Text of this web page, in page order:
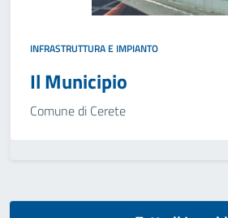
INFRASTRUTTURA E IMPIANTO
Il Municipio
Comune di Cerete